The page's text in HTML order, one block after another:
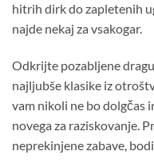
hitrih dirk do zapletenih
najde nekaj za vsakogar.
Odkrijte pozabljene
najljubše klasike iz
vam nikoli ne bo dolgčas
novega za raziskovanje.
neprekinjene zabave,